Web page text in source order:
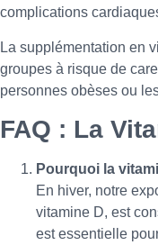
complications
La supplémentation en
groupes à risque de
personnes obèses ou
FAQ : La
Pourquoi la
En hiver, notre
vitamine D, est
est essentielle